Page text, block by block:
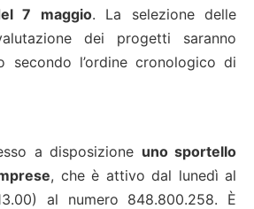
7 maggio. La selezione delle
dei progetti saranno
secondo l’ordine cronologico di
a disposizione uno sportello
, che è attivo dal lunedì al
al numero 848.800.258. È